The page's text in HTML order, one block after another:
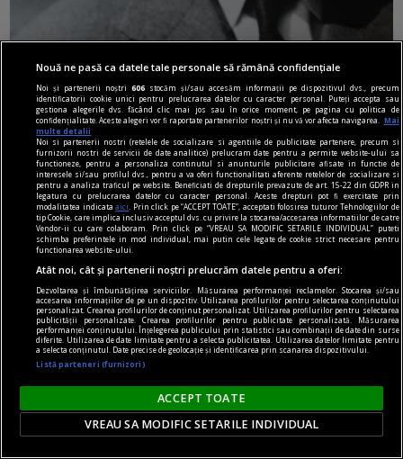
centenar - eugen barbu
Cele trei „Grații” ale „Împăratului Mahalalei”
Se pune, astfel, întrebarea ce ratează și unde
ratează acest scriitor: fie în proasta dozare a
elementului senzațional, fie în inabila folosire a
șablonului ideologic.
Nouă ne pasă ca datele tale personale să rămână confidențiale
Noi și partenerii noștri606 stocăm și/sau accesăm informații pe dispozitivul dvs., precum
identificatorii cookie unici pentru prelucrarea datelor cu caracter personal. Puteți accepta sau
gestiona alegerile dvs. făcând clic mai jos sau în orice moment, pe pagina cu politica de
confidențialitate. Aceste alegeri vor fi raportate partenerilor noștri și nu vă vor afecta navigarea.
Mai
multe detalii
Noi si partenerii nostri (retelele de socializare si agentiile de publicitate partenere, precum si
furnizorii nostri de servicii de date analitice) prelucram date pentru a permite website-ului sa
functioneze, pentru a personaliza continutul si anunturile publicitare afisate in functie de
interesele si/sau profilul dvs., pentru a va oferi functionalitati aferente retelelor de socializare si
pentru a analiza traficul pe website. Beneficiati de drepturile prevazute de art. 15-22 din GDPR in
legatura cu prelucrarea datelor cu caracter personal. Aceste drepturi pot fi exercitate prin
modalitatea indicataaici
. Prin click pe “ACCEPT TOATE”, acceptati folosirea tuturor Tehnologiilor de
tip Cookie, care implica inclusiv acceptul dvs. cu privire la stocarea/accesarea informatiilor de catre
Vendor-ii cu care colaboram. Prin click pe “VREAU SA MODIFIC SETARILE INDIVIDUAL” puteti
schimba preferintele in mod individual, mai putin cele legate de cookie strict necesare pentru
functionarea website-ului.
Atât noi, cât și partenerii noștri prelucrăm datele pentru a oferi:
Dezvoltarea și îmbunătățirea serviciilor. Măsurarea performanței reclamelor. Stocarea și/sau
accesarea informațiilor de pe un dispozitiv. Utilizarea profilurilor pentru selectarea conținutului
personalizat. Crearea profilurilor de conținut personalizat. Utilizarea profilurilor pentru selectarea
publicității personalizate. Crearea profilurilor pentru publicitate personalizată. Măsurarea
performanței conținutului. Înțelegerea publicului prin statistici sau combinații de date din surse
diferite. Utilizarea de date limitate pentru a selecta publicitatea. Utilizarea datelor limitate pentru
a selecta conținutul. Date precise de geolocație și identificarea prin scanarea dispozitivului.
Listă parteneri (furnizori)
ACCEPT TOATE
VREAU SA MODIFIC SETARILE INDIVIDUAL